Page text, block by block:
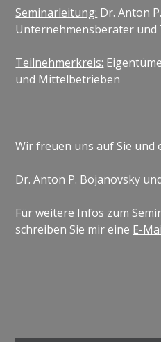
Seminarleitung: Dr. Anton
Unternehmensberater und
Teilnehmerkreis:
und Mittelbetrieben
Wir freuen uns auf Sie und
Dr. Anton P. Bojanovsky
Für weitere Infos zum
schreiben Sie mir eine E-